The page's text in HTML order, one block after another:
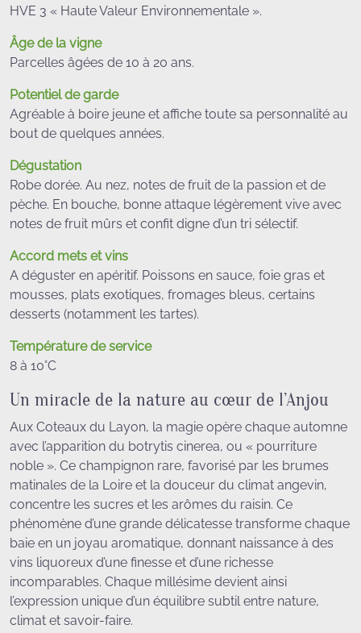
HVE 3 « Haute Valeur Environnementale ».
Âge de la vigne
Parcelles âgées de 10 à 20 ans.
Potentiel de garde
Agréable à boire jeune et affiche toute sa personnalité au
bout de quelques années.
Dégustation
Robe dorée. Au nez, notes de fruit de la passion et de
pèche. En bouche, bonne attaque légèrement vive avec
notes de fruit mûrs et confit digne d’un tri sélectif.
Accord mets et vins
A déguster en apéritif. Poissons en sauce, foie gras et
mousses, plats exotiques, fromages bleus, certains
desserts (notamment les tartes).
Température de service
8 à 10°C
Un miracle de la nature au cœur de l’Anjou
Aux Coteaux du Layon, la magie opère chaque automne
avec l’apparition du botrytis cinerea, ou « pourriture
noble ». Ce champignon rare, favorisé par les brumes
matinales de la Loire et la douceur du climat angevin,
concentre les sucres et les arômes du raisin. Ce
phénomène d’une grande délicatesse transforme chaque
baie en un joyau aromatique, donnant naissance à des
vins liquoreux d’une finesse et d’une richesse
incomparables. Chaque millésime devient ainsi
l’expression unique d’un équilibre subtil entre nature,
climat et savoir-faire.